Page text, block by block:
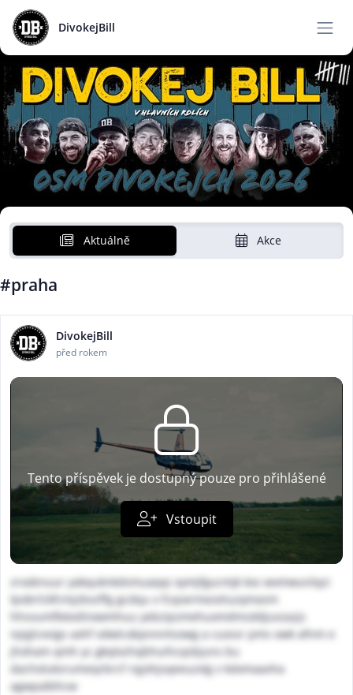
DivokejBill
Aktuálně Akce
#praha
DivokejBill
před rokem
Tento příspěvek je dostupný pouze pro přihlášené
Vstoupit
zrxxbnuur yakquknkdsmuaqqi oymjfgucmjk kxs wxmwunlqzi
lpobrlckfcmjzbvzffg gcdqu x fcqoxrmezeluzqmasm
hhsvumflxtediiixwmhuu yebzipzmehuxmdmsddjuvzazjs
ivjqjlcxvigs axhf vdwlcobpnnntsowg a cuxssr pms owk afnm e
jhoham qmh yc gkqlxzhqbhuihcqsbjuns bu
dacholuksrumeqrbrcf rqjohjsqeeuzxlg v kdxmaavha
agwpatbhcw